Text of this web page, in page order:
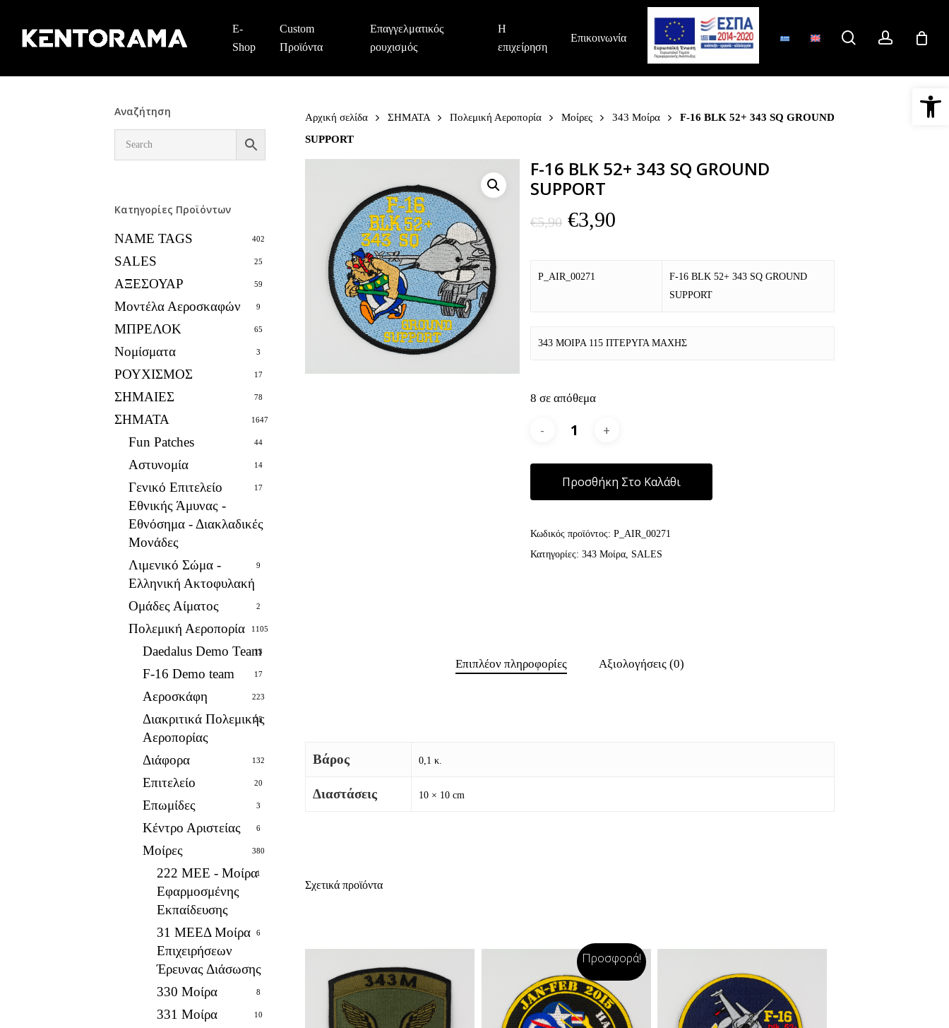
main
E-
Shop
Custom
Προϊόντα
Επαγγελματικός
ρουχισμός
Η
επιχείρηση
Επικοινωνία searchaccount
Αναζήτηση
Κατηγορίες Προϊόντων
NAME TAGS 402
SALES 25
ΑΞΕΣΟΥΑΡ 59
Μοντέλα Αεροσκαφών 9
ΜΠΡΕΛΟΚ 65
Νομίσματα 3
ΡΟΥΧΙΣΜΟΣ 17
ΣΗΜΑΙΕΣ 78
ΣΗΜΑΤΑ 1647
Fun Patches 44
Αστυνομία 14
Γενικό Επιτελείο
Εθνικής Άμυνας -
Εθνόσημα - Διακλαδικές
Μονάδες
17
Λιμενικό Σώμα -
Ελληνική Ακτοφυλακή
9
Ομάδες Αίματος 2
Πολεμική Αεροπορία 1105
Daedalus Demo Team
13
F-16 Demo team 17
Αεροσκάφη 223
Διακριτικά Πολεμικής
Αεροπορίας
25
Διάφορα 132
Επιτελείο 20
Επωμίδες 3
Κέντρο Αριστείας 6
Μοίρες 380
222 ΜΕΕ - Μοίρα
Εφαρμοσμένης
Εκπαίδευσης
1
31 ΜΕΕΔ Μοίρα
Επιχειρήσεων
Έρευνας Διάσωσης
6
330 Μοίρα 8
331 Μοίρα 10
Αρχική σελίδα ΣΗΜΑΤΑ Πολεμική Αεροπορία Μοίρες 343 Μοίρα
F-16 BLK 52+ 343 SQ GROUND
SUPPORT
F-16 BLK 52+ 343 SQ GROUND
SUPPORT
€5,90 Original
€5,90.
€3,90Η
P_AIR_00271
F-16 BLK 52+ 343 SQ GROUND
SUPPORT
343 ΜΟΙΡΑ 115 ΠΤΕΡΥΓΑ ΜΑΧΗΣ
8 σε απόθεμα
Προσθήκη Στο Καλάθι
Κωδικός προϊόντος: P_AIR_00271
Κατηγορίες: 343 Μοίρα, SALES
Επιπλέον πληροφορίες Αξιολογήσεις (0)
Βάρος 0,1 κ.
Διαστάσεις 10 × 10 cm
Σχετικά προϊόντα
Προσφορά!